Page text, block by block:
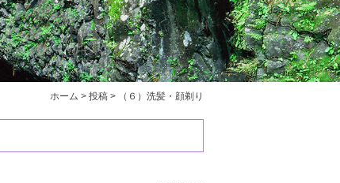
ホーム > 投稿 > （６）洗髪・顔剃り